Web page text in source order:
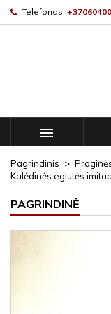
Telefonas:

Pagrindinis
Kalėdinės eglutės
PAGRINDINĖ